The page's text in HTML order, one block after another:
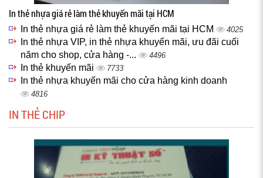
In thẻ nhựa giá rẻ làm thẻ khuyến mãi tại HCM
In thẻ nhựa giá rẻ làm thẻ khuyến mãi tại HCM 4025
In thẻ nhựa VIP, in thẻ nhựa khuyến mãi, ưu đãi cuối
năm cho shop, cửa hàng -...
4496
In thẻ khuyến mãi 7733
In thẻ nhựa khuyến mãi cho cửa hàng kinh doanh
4816
IN THẺ CHIP